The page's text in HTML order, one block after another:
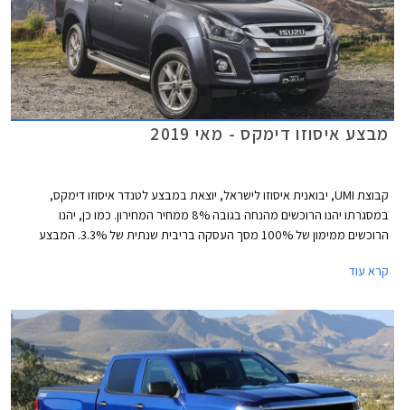
מבצע איסוזו דימקס - מאי 2019
קבוצת UMI, יבואנית איסוזו לישראל, יוצאת במבצע לטנדר איסוזו דימקס,
במסגרתו יהנו הרוכשים מהנחה בגובה 8% ממחיר המחירון. כמו כן, יהנו
הרוכשים ממימון של 100% מסך העסקה בריבית שנתית של 3.3%. המבצע
קרא עוד